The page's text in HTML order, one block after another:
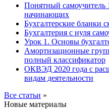
Понятный самоучитель
начинающих
Бухгалтерские бланки
Бухгалтерия с нуля
Урок 1. Основы
Амортизационные
полный классификатор
ОКВЭД 2020 года с
видам деятельности
Все статьи »
Новые материалы